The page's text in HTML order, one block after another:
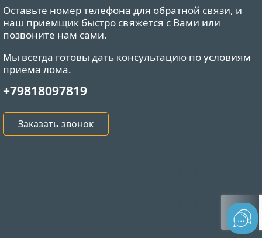
Оставьте номер телефона для обратной связи, и
наш приемщик быстро свяжется с Вами или
позвоните нам сами.
Мы всегда готовы дать консультацию по условиям
приема лома.
+79818097819
Заказать звонок